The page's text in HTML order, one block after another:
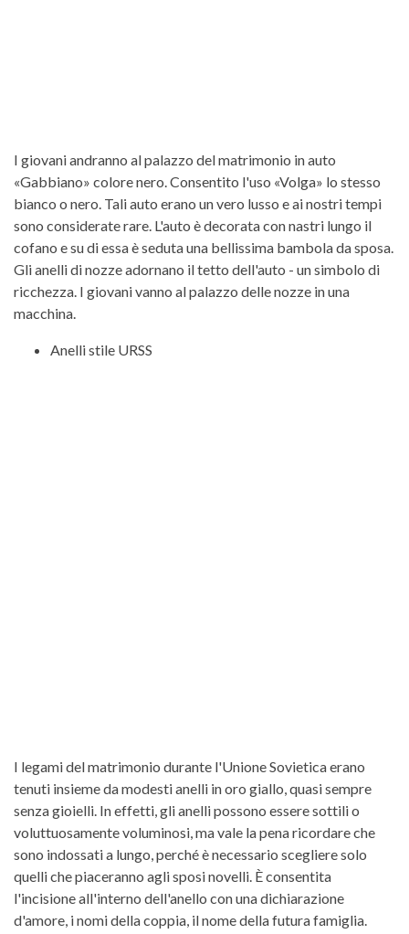
I giovani andranno al palazzo del matrimonio in auto
«Gabbiano» colore nero. Consentito l'uso «Volga» lo stesso
bianco o nero. Tali auto erano un vero lusso e ai nostri tempi
sono considerate rare. L'auto è decorata con nastri lungo il
cofano e su di essa è seduta una bellissima bambola da sposa.
Gli anelli di nozze adornano il tetto dell'auto - un simbolo di
ricchezza. I giovani vanno al palazzo delle nozze in una
macchina.
Anelli stile URSS
I legami del matrimonio durante l'Unione Sovietica erano
tenuti insieme da modesti anelli in oro giallo, quasi sempre
senza gioielli. In effetti, gli anelli possono essere sottili o
voluttuosamente voluminosi, ma vale la pena ricordare che
sono indossati a lungo, perché è necessario scegliere solo
quelli che piaceranno agli sposi novelli. È consentita
l'incisione all'interno dell'anello con una dichiarazione
d'amore, i nomi della coppia, il nome della futura famiglia.